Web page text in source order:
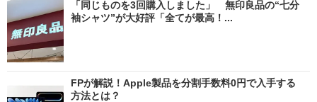
「同じものを3回購入しました」 無印良品の“七分
袖シャツ”が大好評「全てが最高！...
FPが解説！Apple製品を分割手数料0円で入手する
方法とは？